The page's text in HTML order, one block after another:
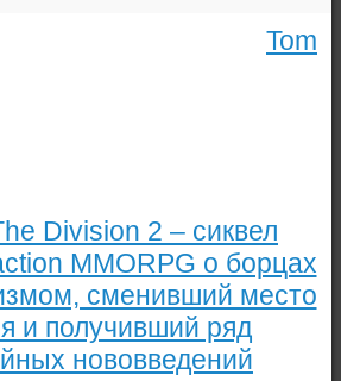
Tom
Division 2 – сиквел
MMORPG о борцах
сменивший место
и получивший ряд
нововведений